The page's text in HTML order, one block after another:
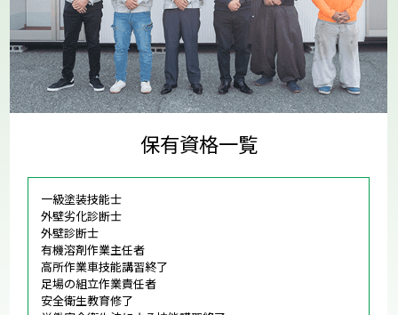
保有資格一覧
一級塗装技能士
外壁劣化診断士
外壁診断士
有機溶剤作業主任者
高所作業車技能講習終了
足場の組立作業責任者
安全衛生教育修了